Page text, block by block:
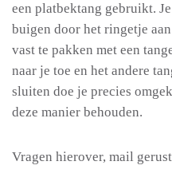
een platbektang gebruikt.
buigen door het ringetje
vast te pakken met een
naar je toe en het andere
sluiten doe je precies
deze manier behouden.
Vragen hierover, mail